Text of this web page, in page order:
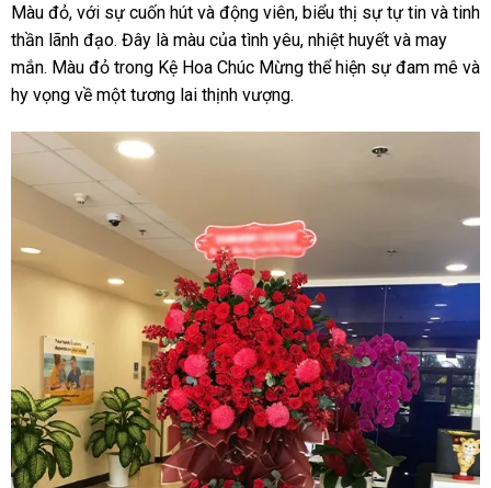
Màu đỏ, với sự cuốn hút và động viên, biểu thị sự tự tin và tinh
thần lãnh đạo. Đây là màu của tình yêu, nhiệt huyết và may
mắn. Màu đỏ trong Kệ Hoa Chúc Mừng thể hiện sự đam mê và
hy vọng về một tương lai thịnh vượng.